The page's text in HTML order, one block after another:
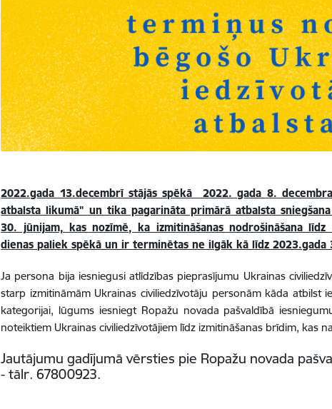
2022.gada 13.decembrī stājās spēkā 2022. gada 8.
atbalsta likumā" un tika pagarināta primārā atbalsta
30. jūnijam, kas nozīmē, ka izmitināšanas nodrošināšana
dienas paliek spēkā un ir terminētas ne ilgāk kā līdz 2023.gada
Ja persona bija iesniegusi atlīdzības pieprasījumu Ukrainas
starp izmitināmām Ukrainas civiliedzīvotāju personām kāda atbilst
kategorijai, lūgums iesniegt Ropažu novada pašvaldībā
noteiktiem Ukrainas civiliedzīvotājiem līdz izmitināšanas brīdim, kas
Jautājumu gadījumā vērsties pie Ropažu novada
- tālr. 67800923.